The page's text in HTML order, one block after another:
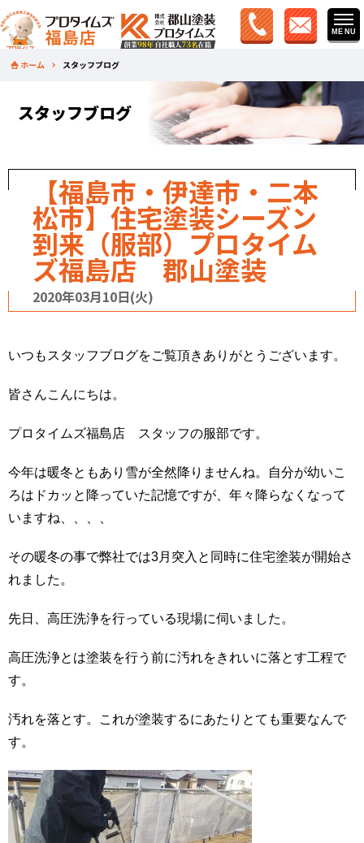
ホーム スタッフブログ
スタッフブログ
【福島市・伊達市・二本
松市】住宅塗装シーズン
到来（服部）プロタイム
ズ福島店 郡山塗装
2020年03月10日(火)
いつもスタッフブログをご覧頂きありがとうございます。
皆さんこんにちは。
プロタイムズ福島店 スタッフの服部です。
今年は暖冬ともあり雪が全然降りませんね。自分が幼いこ
ろはドカッと降っていた記憶ですが、年々降らなくなって
いますね、、、、
その暖冬の事で弊社では3月突入と同時に住宅塗装が開始さ
れました。
先日、高圧洗浄を行っている現場に伺いました。
高圧洗浄とは塗装を行う前に汚れをきれいに落とす工程で
す。
汚れを落とす。これが塗装するにあたりとても重要なんで
す。